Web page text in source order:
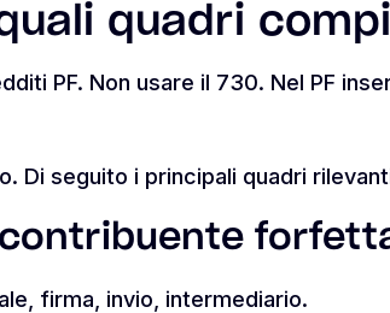
quadri
PF. Non usare il 730. Nel PF
Di seguito i principali quadri
contribuente
firma, invio, intermediario.